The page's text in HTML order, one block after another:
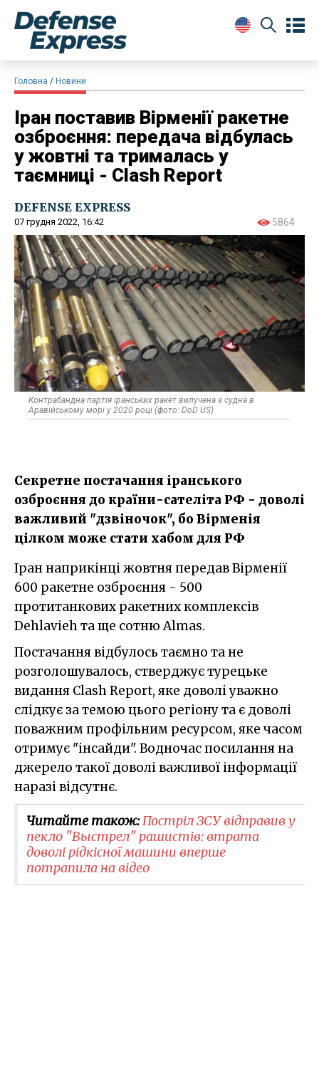
Головна Новини
Іран поставив Вірменії ракетне
озброєння: передача відбулась
у жовтні та трималась у
таємниці - Clash Report
DEFENSE EXPRESS
07 грудня 2022, 16:42 5864
Контрабандна партія іранських ракет вилучена з судна в
Аравійському морі у 2020 році (фото: DoD US)
Секретне постачання іранського
озброєння до країни-сателіта РФ - доволі
важливий "дзвіночок", бо Вірменія
цілком може стати хабом для РФ
Іран наприкінці жовтня передав Вірменії
600 ракетне озброєння - 500
протитанкових ракетних комплексів
Dehlavieh та ще сотню Almas.
Постачання відбулось таємно та не
розголошувалось, стверджує турецьке
видання Clash Report, яке доволі уважно
слідкує за темою цього регіону та є доволі
поважним профільним ресурсом, яке часом
отримує "інсайди". Водночас посилання на
джерело такої доволі важливої інформації
наразі відсутнє.
Читайте також:Постріл ЗСУ відправив у
пекло "Выстрел" рашистів: втрата
доволі рідкісної машини вперше
потрапила на відео